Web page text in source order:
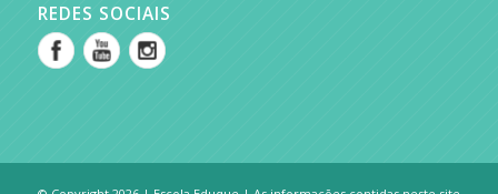
REDES SOCIAIS